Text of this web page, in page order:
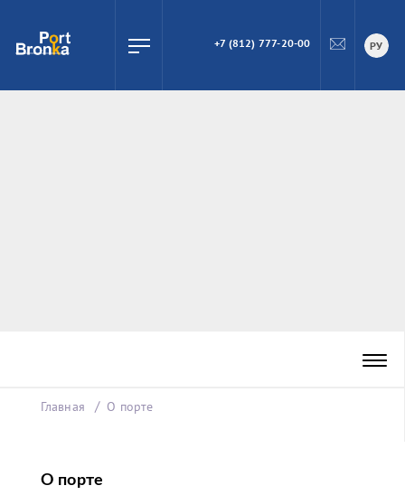
ПОИСК
+7 (812) 777-20-00 РУ
Главная О порте
О порте